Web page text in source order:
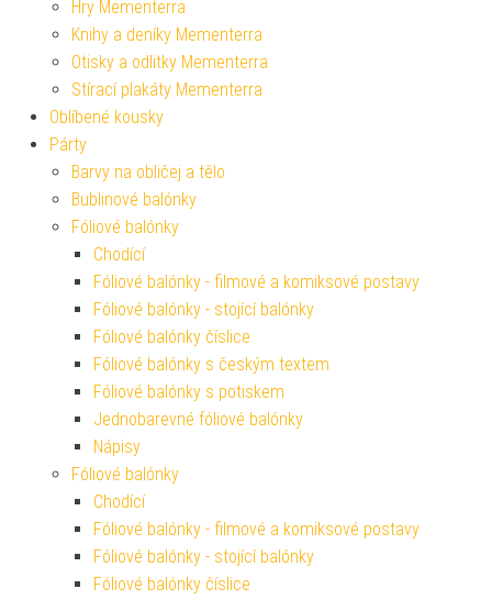
Hry Mementerra
Knihy a deníky Mementerra
Otisky a odlitky Mementerra
Stírací plakáty Mementerra
Oblíbené kousky
Párty
Barvy na obličej a tělo
Bublinové balónky
Fóliové balónky
Chodící
Fóliové balónky - filmové a komiksové postavy
Fóliové balónky - stojící balónky
Fóliové balónky číslice
Fóliové balónky s českým textem
Fóliové balónky s potiskem
Jednobarevné fóliové balónky
Nápisy
Fóliové balónky
Chodící
Fóliové balónky - filmové a komiksové postavy
Fóliové balónky - stojící balónky
Fóliové balónky číslice